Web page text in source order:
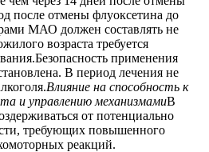
после отмены флуоксетина до
МАО должен составлять не
возраста требуется
применения
В период лечения не
Влияние на способность к
и управлению механизмамиВ
от потенциально
требующих повышенного
реакций.